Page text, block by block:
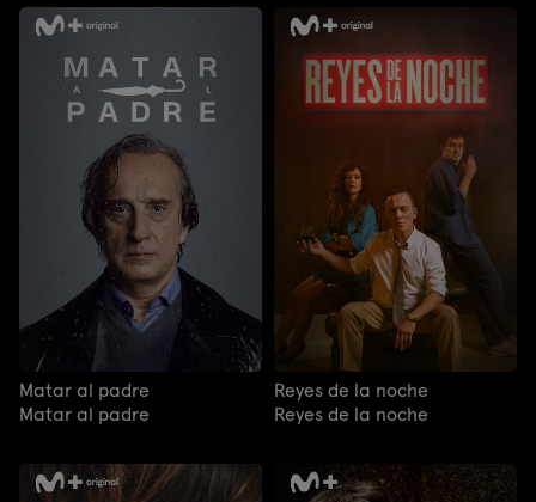
Matar al padre
Matar al padre
Reyes de la noche
Reyes de la noche